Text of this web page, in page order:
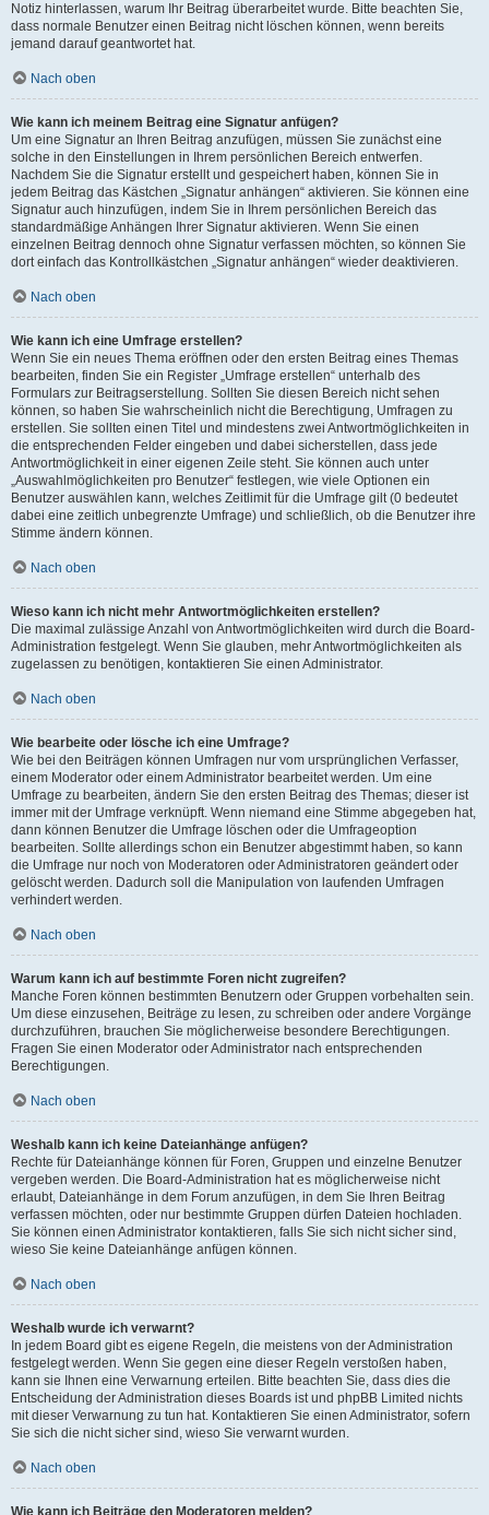
Notiz hinterlassen, warum Ihr Beitrag überarbeitet wurde. Bitte beachten Sie,
dass normale Benutzer einen Beitrag nicht löschen können, wenn bereits
jemand darauf geantwortet hat.
Nach oben
Wie kann ich meinem Beitrag eine Signatur anfügen?
Um eine Signatur an Ihren Beitrag anzufügen, müssen Sie zunächst eine
solche in den Einstellungen in Ihrem persönlichen Bereich entwerfen.
Nachdem Sie die Signatur erstellt und gespeichert haben, können Sie in
jedem Beitrag das Kästchen „Signatur anhängen“ aktivieren. Sie können eine
Signatur auch hinzufügen, indem Sie in Ihrem persönlichen Bereich das
standardmäßige Anhängen Ihrer Signatur aktivieren. Wenn Sie einen
einzelnen Beitrag dennoch ohne Signatur verfassen möchten, so können Sie
dort einfach das Kontrollkästchen „Signatur anhängen“ wieder deaktivieren.
Nach oben
Wie kann ich eine Umfrage erstellen?
Wenn Sie ein neues Thema eröffnen oder den ersten Beitrag eines Themas
bearbeiten, finden Sie ein Register „Umfrage erstellen“ unterhalb des
Formulars zur Beitragserstellung. Sollten Sie diesen Bereich nicht sehen
können, so haben Sie wahrscheinlich nicht die Berechtigung, Umfragen zu
erstellen. Sie sollten einen Titel und mindestens zwei Antwortmöglichkeiten in
die entsprechenden Felder eingeben und dabei sicherstellen, dass jede
Antwortmöglichkeit in einer eigenen Zeile steht. Sie können auch unter
„Auswahlmöglichkeiten pro Benutzer“ festlegen, wie viele Optionen ein
Benutzer auswählen kann, welches Zeitlimit für die Umfrage gilt (0 bedeutet
dabei eine zeitlich unbegrenzte Umfrage) und schließlich, ob die Benutzer ihre
Stimme ändern können.
Nach oben
Wieso kann ich nicht mehr Antwortmöglichkeiten erstellen?
Die maximal zulässige Anzahl von Antwortmöglichkeiten wird durch die Board-
Administration festgelegt. Wenn Sie glauben, mehr Antwortmöglichkeiten als
zugelassen zu benötigen, kontaktieren Sie einen Administrator.
Nach oben
Wie bearbeite oder lösche ich eine Umfrage?
Wie bei den Beiträgen können Umfragen nur vom ursprünglichen Verfasser,
einem Moderator oder einem Administrator bearbeitet werden. Um eine
Umfrage zu bearbeiten, ändern Sie den ersten Beitrag des Themas; dieser ist
immer mit der Umfrage verknüpft. Wenn niemand eine Stimme abgegeben hat,
dann können Benutzer die Umfrage löschen oder die Umfrageoption
bearbeiten. Sollte allerdings schon ein Benutzer abgestimmt haben, so kann
die Umfrage nur noch von Moderatoren oder Administratoren geändert oder
gelöscht werden. Dadurch soll die Manipulation von laufenden Umfragen
verhindert werden.
Nach oben
Warum kann ich auf bestimmte Foren nicht zugreifen?
Manche Foren können bestimmten Benutzern oder Gruppen vorbehalten sein.
Um diese einzusehen, Beiträge zu lesen, zu schreiben oder andere Vorgänge
durchzuführen, brauchen Sie möglicherweise besondere Berechtigungen.
Fragen Sie einen Moderator oder Administrator nach entsprechenden
Berechtigungen.
Nach oben
Weshalb kann ich keine Dateianhänge anfügen?
Rechte für Dateianhänge können für Foren, Gruppen und einzelne Benutzer
vergeben werden. Die Board-Administration hat es möglicherweise nicht
erlaubt, Dateianhänge in dem Forum anzufügen, in dem Sie Ihren Beitrag
verfassen möchten, oder nur bestimmte Gruppen dürfen Dateien hochladen.
Sie können einen Administrator kontaktieren, falls Sie sich nicht sicher sind,
wieso Sie keine Dateianhänge anfügen können.
Nach oben
Weshalb wurde ich verwarnt?
In jedem Board gibt es eigene Regeln, die meistens von der Administration
festgelegt werden. Wenn Sie gegen eine dieser Regeln verstoßen haben,
kann sie Ihnen eine Verwarnung erteilen. Bitte beachten Sie, dass dies die
Entscheidung der Administration dieses Boards ist und phpBB Limited nichts
mit dieser Verwarnung zu tun hat. Kontaktieren Sie einen Administrator, sofern
Sie sich die nicht sicher sind, wieso Sie verwarnt wurden.
Nach oben
Wie kann ich Beiträge den Moderatoren melden?